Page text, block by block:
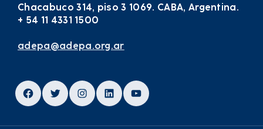
Chacabuco 314, piso 3 1069. CABA, Argentina.
+ 54 11 4331 1500
adepa@adepa.org.ar
Facebook
TwitterInstagram
LinkedInYouTube